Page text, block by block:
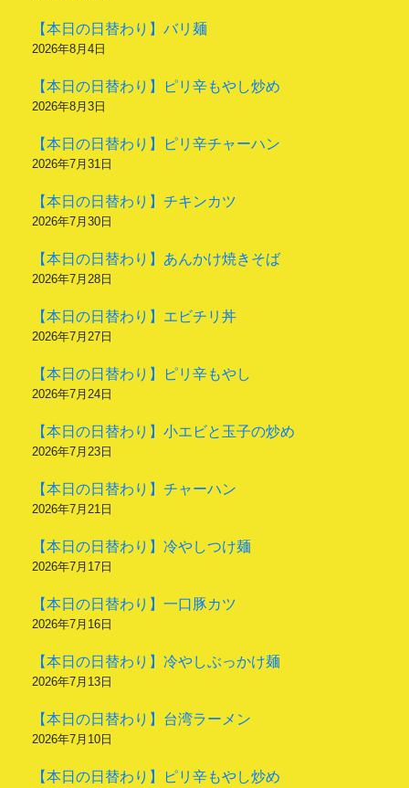
【本日の日替わり】バリ麺
2026年8月4日
【本日の日替わり】ピリ辛もやし炒め
2026年8月3日
【本日の日替わり】ピリ辛チャーハン
2026年7月31日
【本日の日替わり】チキンカツ
2026年7月30日
【本日の日替わり】あんかけ焼きそば
2026年7月28日
【本日の日替わり】エビチリ丼
2026年7月27日
【本日の日替わり】ピリ辛もやし
2026年7月24日
【本日の日替わり】小エビと玉子の炒め
2026年7月23日
【本日の日替わり】チャーハン
2026年7月21日
【本日の日替わり】冷やしつけ麺
2026年7月17日
【本日の日替わり】一口豚カツ
2026年7月16日
【本日の日替わり】冷やしぶっかけ麺
2026年7月13日
【本日の日替わり】台湾ラーメン
2026年7月10日
【本日の日替わり】ピリ辛もやし炒め